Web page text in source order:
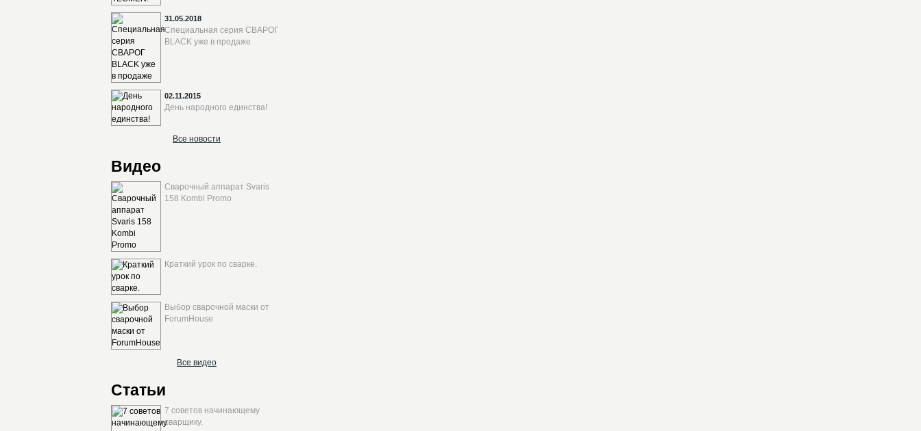
31.05.2018
Специальная серия СВАРОГ
BLACK уже в продаже
02.11.2015
День народного единства!
Все новости
Видео
Сварочный аппарат Svaris
158 Kombi Promo
Краткий урок по сварке.
Выбор сварочной маски от
ForumHouse
Все видео
Статьи
7 советов начинающему
сварщику.